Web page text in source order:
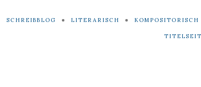
SCHREIBBLOG LITERARISCH KOMPOSITORISCH